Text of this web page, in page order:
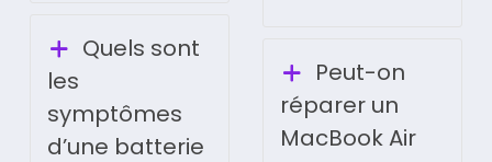
Quels sont
les
symptômes
d’une batterie
Peut-on
réparer un
MacBook Air